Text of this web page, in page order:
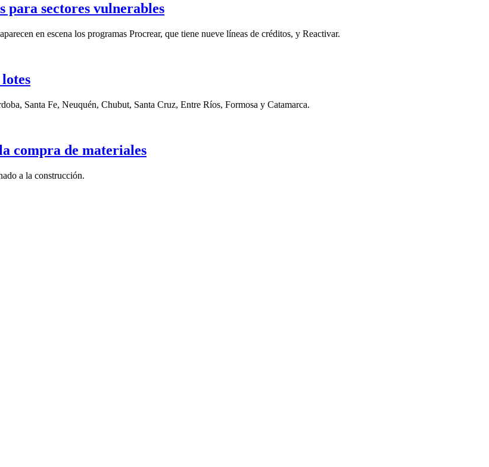
para sectores vulnerables
en escena los programas Procrear, que tiene nueve líneas de créditos, y Reactivar.
Santa Fe, Neuquén, Chubut, Santa Cruz, Entre Ríos, Formosa y Catamarca.
compra de materiales
a la construcción.